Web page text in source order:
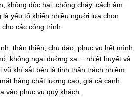
không độc hại, chống cháy, cách âm.
yếu tố khiến nhiều người lựa chọn
các công trình.
thân thiện, chu đáo, phục vụ hết mình,
không ngại đường xa… nhiệt huyết và
khí sắt bén là tinh thần trách nhiệm,
hàng chất lượng cao, giá cả cạnh
vào phục vụ quý khách.